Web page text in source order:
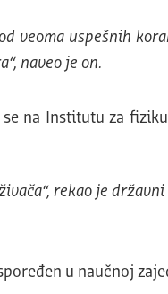
veoma uspešnih
naveo je on.
na Institutu za
rekao je
u naučnoj